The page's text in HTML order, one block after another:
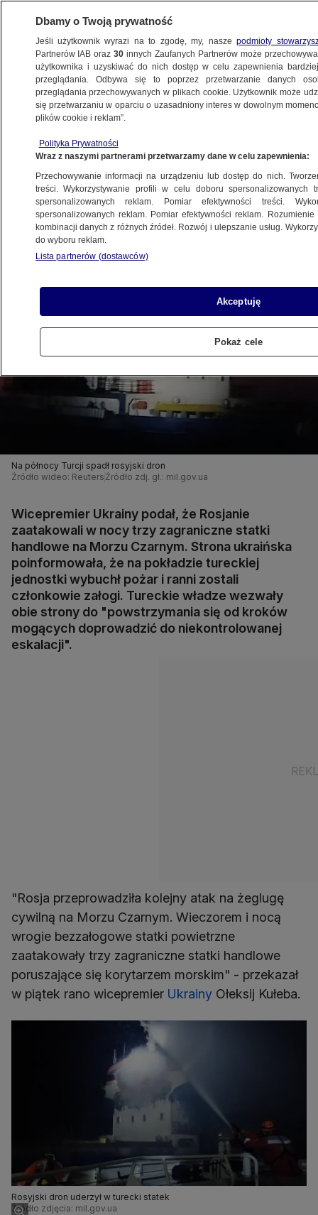
ŚWIAT
uderzyły w tureckie statki handlowe
Zespół autorów
29.05.2026, 09:38
Posłuchaj artykułu
Czyta lektor AI
Na północy Turcji spadł rosyjski dron
Źródło wideo: Reuters Źródło zdj. gł.: mil.gov.ua
Wicepremier Ukrainy podał, że Rosjanie
zaatakowali w nocy trzy zagraniczne statki
handlowe na Morzu Czarnym. Strona ukraińska
poinformowała, że na pokładzie tureckiej
jednostki wybuchł pożar i ranni zostali
członkowie załogi. Tureckie władze wezwały
obie strony do "powstrzymania się od kroków
mogących doprowadzić do niekontrolowanej
eskalacji".
"Rosja przeprowadziła kolejny atak na żeglugę
cywilną na Morzu Czarnym. Wieczorem i nocą
wrogie bezzałogowe statki powietrzne
zaatakowały trzy zagraniczne statki handlowe
poruszające się korytarzem morskim" - przekazał
w piątek rano wicepremier Ukrainy Ołeksij Kułeba.
Rosyjski dron uderzył w turecki statek
Źródło zdjęcia: mil.gov.ua
Dbamy o Twoją prywatność
Jeśli użytkownik wyrazi na to zgodę, my, naszepodmioty
Partnerów IAB oraz30 innych Zaufanych Partnerów może
użytkownika i uzyskiwać do nich dostęp w celu zapewnienia
przeglądania. Odbywa się to poprzez przetwarzanie danych
przeglądania przechowywanych w plikach cookie. Użytkownik może
się przetwarzaniu w oparciu o uzasadniony interes w dowolnym
plików cookie i reklam”.
Polityka Prywatności
Wraz z naszymi partnerami przetwarzamy dane w celu zapewnienia:
Przechowywanie informacji na urządzeniu lub dostęp do nich.
treści. Wykorzystywanie profili w celu doboru spersonalizowanych
spersonalizowanych reklam. Pomiar efektywności treści.
spersonalizowanych reklam. Pomiar efektywności reklam.
kombinacji danych z różnych źródeł. Rozwój i ulepszanie usług.
do wyboru reklam.
Lista partnerów (dostawców)
Akceptuję
Pokaż cele